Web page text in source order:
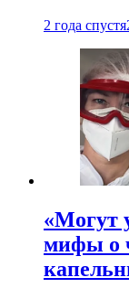
2 года спустя
«Могут
мифы о